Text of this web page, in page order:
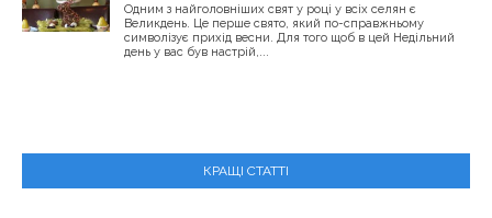
Одним з найголовніших свят у році у всіх селян є
Великдень. Це перше свято, який по-справжньому
символізує прихід весни. Для того щоб в цей Недільний
день у вас був настрій,...
КРАЩІ СТАТТІ